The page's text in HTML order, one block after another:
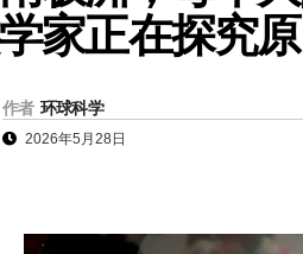
家正在探究
作者 环球科学
2026年5月28日